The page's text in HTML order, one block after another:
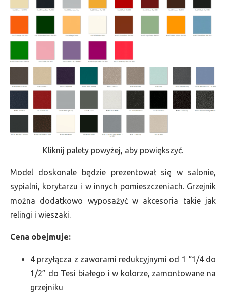
Kliknij palety powyżej, aby powiększyć.
Model doskonale będzie prezentował się w salonie,
sypialni, korytarzu i w innych pomieszczeniach. Grzejnik
można dodatkowo wyposażyć w akcesoria takie jak
relingi i wieszaki.
Cena obejmuje:
4 przyłącza z zaworami redukcyjnymi od 1 “1/4 do
1/2” do Tesi białego i w kolorze, zamontowane na
grzejniku